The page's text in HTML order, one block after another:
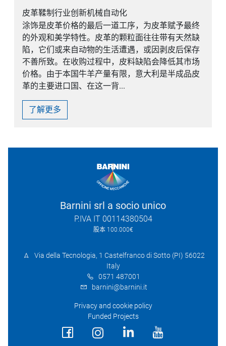
皮革鞣制行业创新机械自动化
涂饰是皮革价格的最后一道工序，为皮革赋予最终
的外观和美学特性。皮革的颗粒面往往带有天然缺
陷，它们或来自动物的生活遭遇，或因剥皮后保存
不善所致。在收购过程中，皮料缺陷会降低其市场
价格。由于本国牛羊产量有限，意大利是半成品皮
革的主要进口国、在这一背...
了解更多
Barnini srl a socio unico
P.IVA IT 00114380504
股本 100.000€
Via della Tecnologia, 1 Castelfranco di Sotto (PI) 56022
Italy
0571 487001
barnini@barnini.it
Privacy and cookie policy
Funded Projects